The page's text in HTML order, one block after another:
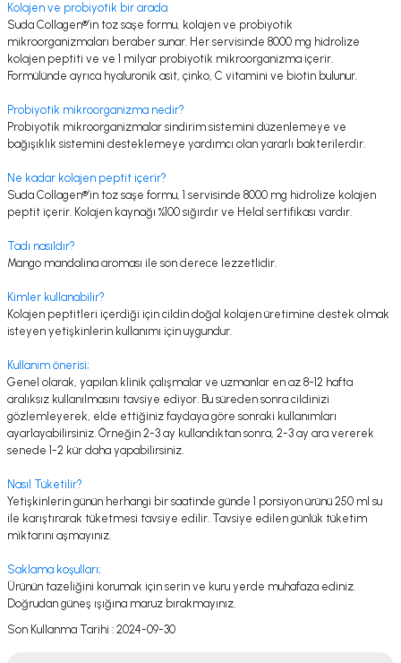
Kolajen ve probiyotik bir arada
Suda Collagen®’in toz saşe formu, kolajen ve probiyotik
mikroorganizmaları beraber sunar. Her servisinde 8000 mg hidrolize
kolajen peptiti ve ve 1 milyar probiyotik mikroorganizma içerir.
Formülünde ayrıca hyaluronik asit, çinko, C vitamini ve biotin bulunur.
Probiyotik mikroorganizma nedir?
Probiyotik mikroorganizmalar sindirim sistemini düzenlemeye ve
bağışıklık sistemini desteklemeye yardımcı olan yararlı bakterilerdir.
Ne kadar kolajen peptit içerir?
Suda Collagen®’in toz saşe formu, 1 servisinde 8000 mg hidrolize kolajen
peptit içerir. Kolajen kaynağı %100 sığırdır ve Helal sertifikası vardır.
Tadı nasıldır?
Mango mandalina aroması ile son derece lezzetlidir.
Kimler kullanabilir?
Kolajen peptitleri içerdiği için cildin doğal kolajen üretimine destek olmak
isteyen yetişkinlerin kullanımı için uygundur.
Kullanım önerisi;
Genel olarak, yapılan klinik çalışmalar ve uzmanlar en az 8-12 hafta
aralıksız kullanılmasını tavsiye ediyor. Bu süreden sonra cildinizi
gözlemleyerek, elde ettiğiniz faydaya göre sonraki kullanımları
ayarlayabilirsiniz. Örneğin 2-3 ay kullandıktan sonra, 2-3 ay ara vererek
senede 1-2 kür daha yapabilirsiniz.
Nasıl Tüketilir?
Yetişkinlerin günün herhangi bir saatinde günde 1 porsiyon ürünü 250 ml su
ile karıştırarak tüketmesi tavsiye edilir. Tavsiye edilen günlük tüketim
miktarını aşmayınız.
Saklama koşulları;
Ürünün tazeliğini korumak için serin ve kuru yerde muhafaza ediniz.
Doğrudan güneş ışığına maruz bırakmayınız.
Son Kullanma Tarihi : 2024-09-30